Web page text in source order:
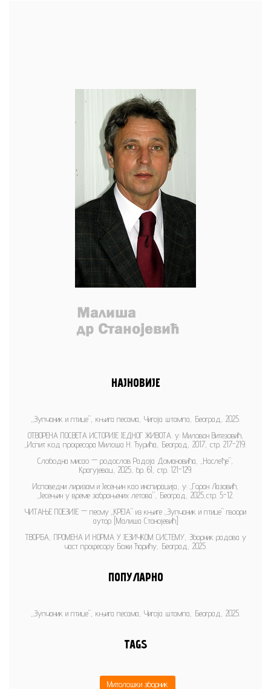
НАЈНОВИЈЕ
„Зупчаник и птице”, књига песама, Чигоја штампа, Београд, 2025.
ОТВОРЕНА ПОСВЕТА ИСТОРИЈЕ ЈЕДНОГ ЖИВОТА. у: Милован Витезовић,
„Испит код професора Милоша Н. Ђурића, Београд, 2017, стр. 217-219.
Слободна мисао — родослов Радоја Домановића, „Наслеђе”,
Крагујевац, 2025, бр. 61, стр. 121-129.
Исповедни лиризам и Јесењин као инспирација, у: „Горан Лазовић,
„Јесењин у време забрањених летова”, Београд, 2025,стр. 5-12.
ЧИТАЊЕ ПОЕЗИЈЕ — песму „КРЕЈА” из књиге „Зупчаник и птице” гвоори
аутор [Малиша Станојевић]
ТВОРБА, ПРОМЕНА И НОРМА У ЈЕЗИЧКОМ СИСТЕМУ, Зборник радова у
част професору Божи Ћорићу, Београд, 2025.
ПОПУЛАРНО
„Зупчаник и птице”, књига песама, Чигоја штампа, Београд, 2025.
TAGS
Митолошки зборник